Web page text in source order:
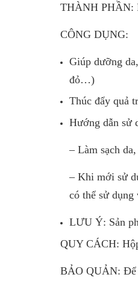
THÀNH PHẦN:
CÔNG DỤNG:
Giúp dưỡng
đỏ…)
Thúc đẩy quả
Hướng dẫn sử
– Làm sạch
– Khi mới sử
có thể sử
LƯU Ý: Sản
QUY CÁCH:
BẢO QUẢN: Để